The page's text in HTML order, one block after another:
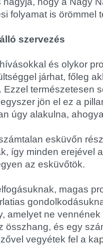
folyamat is örömmel
szervezés
és olykor
járhat, főleg
Ezzel természetesen
jön el ez a
úgy alakulna,
esküvőn
így minden erejével
az esküvőtök.
magas
amelyet ne
összhang, és egy
vegyétek fel a